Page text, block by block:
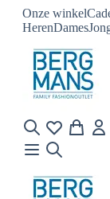
Onze winkel
HerenDames